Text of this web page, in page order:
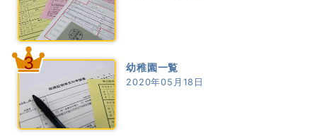
3 幼稚園一覧
2020年05月18日